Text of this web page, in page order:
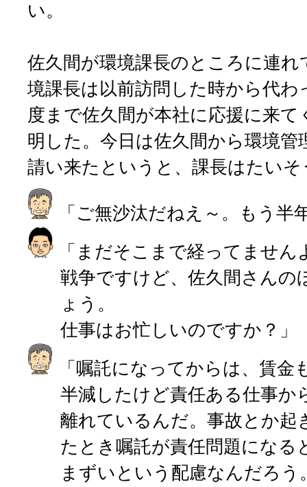
い。
佐久間が環境課長のところに連
境課長は以前訪問した時から代
度まで佐久間が本社に応援に来
明した。今日は佐久間から環境管
請い来たというと、課長はたい
「ご無沙汰だねえ～。もう半
「まだそこまで経ってません
戦争ですけど、佐久間さんの
ょう。
仕事はお忙しいのですか？」
「嘱託になってからは、賃金
半減したけど責任ある仕事か
離れているんだ。事故とか起
たとき嘱託が責任問題になる
まずいという配慮なんだろう